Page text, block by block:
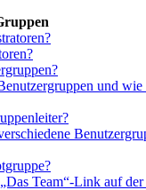
und wie
Team“-Link auf der